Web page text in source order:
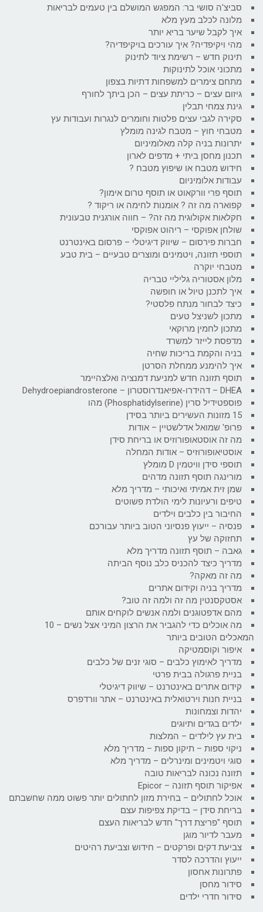
סביצ'ה סושי בר: המפגש המושלם בין טעמים לבריאות
מלונה לכלב מעץ מלא
איך לקבל שיער בריא יותר
מהי ויקיפדיה? איך עורכים בויקיפדיה?
תינוק חדש – רשימת ציוד לתינוק
מתכוני אוכל לתינוקות
מתחם צימרים למשפחות דתיות בצפון
גיזום עצים – כריתת עצים – הכן ביתך לחורף
גינת צמחי תבלין
סקירה לגבי עצים פלטות וחומרים לנגרות ועבודות עץ
מטבחי חוץ – מטבח לגינה מומלץ
יתרונות בניה קלה מאלומיניום
תכנון מחסן ביתי + מדפים לארון
חידוש מטבח או שיפוץ מטבח ?
עבודות אלומיניום
תוסף פרי וורקאוט או תוסף טרום אימון?
קפוארה מה זה ? אומנות לחימה או ריקוד ?
חקלאות אקולוגית מה זה? – חווה אורגנית טבעונית
שולחן אפוקסי – ריהוט אפוקסי
חברות פירסום – שיווק דיגיטלי – פרסום באינטרנט
תוספי תזונה, ויטמינים ומוצרים טבעיים – בית טבע
מטבחי יוקרה
מלון אסטוריה גליליי טבריה
איך לתכנן טיול או חופשה
כיצד לבחור מנתח פלסטי?
מתכון לשניצל טעים
מתכון לחמין מרוקאי
מדפסת לייזר למשרד
בניה והקמת בריכות שחיה
איך להימנע ממחלת הסרטן
תוסף תזונה חדש למניעת דמנציה ואלצהיימר
DHEA – דהידרו-אפיאנדרוסטרון – Dehydroepiandrosterone
פוספטידיל סרין (Phosphatidylserine) מהו
15 מזונות העשירים ביותר בסידן
פרופ' שמואל אדלשטיין – אודות
מה זה אוסטאופורוזיס או בריחת סידן
אוסטיאופורוזיס – אודות המחלה
תוספי סידן וויטמין D מומלץ
מורינגה תוסף תזונה מדהים
שמן זית אמיתי ואיכותי – מדריך מלא
טיפים ורעיונות לימי הולדת פשוטים
החיבור בין כלבים וילדים
פנסיה – ייעוץ פנסיוני הטוב ביותר עבורכם
תחזוקה של עץ
גאבה – תוסף תזונה מדריך מלא
מדריך כיצד להכניס כלב נוסף הביתה
מה זה מאקה?
מדריך בניה וקידום אתרים
אסטקסנטין מה זה ולמה זה טוב?
מהם אדפטוגנים ולמה אנשים לוקחים אותם
מה אוכלים כדי להגביר את הרצון המיני אצל נשים – 10
המאכלים הטובים ביותר
איפור וקוסמטיקה
מדריך לאימוץ כלבים – סוגי זנים של כלבים
בניית פרגולה בבית פרטי
קידום אתרים באינטרנט – שיווק דיגיטלי
בניית חנות וירטואלית באינטרנט – אתר וורדפרס
יהדות וצמחונות
ילדים בגדים ותיוגים
בית עץ לילדים – המלצות
ניקוי ספות – תיקון ספות – מדריך מלא
סוגי ויטמינים ומינרלים – מדריך מלא
תזונה נכונה לבריאות טובה
אפיקור תוסף תזונה – Epicor
אוכל לחתולים – בחירת מזון לחתולים יותר פשוט ממה שחשבתם
בריחת סידן – בדיקת צפיפות עצם
תוסף "פריצת דרך" חדש לבריאות העצם
מעבר לדיור מוגן
צביעת דקים ופרקטים – חידוש וצביעת רהיטים
ייעוץ והדרכה לסדר
פתרונות אחסון
סידור מחסן
סידור חדרי ילדים